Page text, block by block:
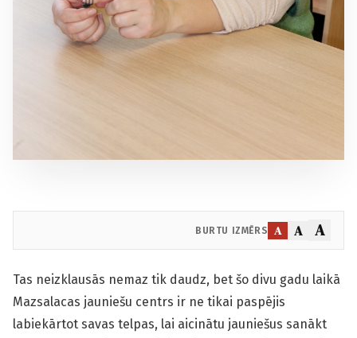
BURTU IZMĒRS A A A
Tas neizklausās nemaz tik daudz, bet šo divu gadu laikā
Mazsalacas jauniešu centrs ir ne tikai paspējis
labiekārtot savas telpas, lai aicinātu jauniešus sanākt